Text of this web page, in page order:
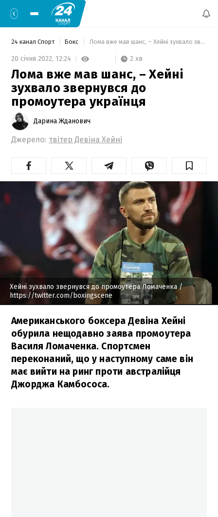
24 канал Спорт Бокс Лома вже мав шанс, – Хейні зухвало звернувся до промоутера українця
20 січня 2022, 12:24 2 хв
Лома вже мав шанс, – Хейні
зухвало звернувся до
промоутера українця
Дарина Жданович
Джерело: твітер Девіна Хейні
Хейні зухвало звернувся до промоутера Ломаченка/
https://twitter.com/boxingscene
Американського боксера Девіна Хейні
обурила нещодавно заява промоутера
Василя Ломаченка. Спортсмен
переконаний, що у наступному саме він
має вийти на ринг проти австралійця
Джорджа Камбососа.